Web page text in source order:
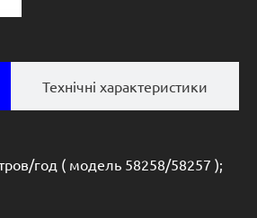
Технічні характеристики
год ( модель 58258/58257 );